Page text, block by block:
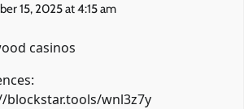
15, 2025 at 4:15 am
casinos
blockstar.tools/wnl3z7y